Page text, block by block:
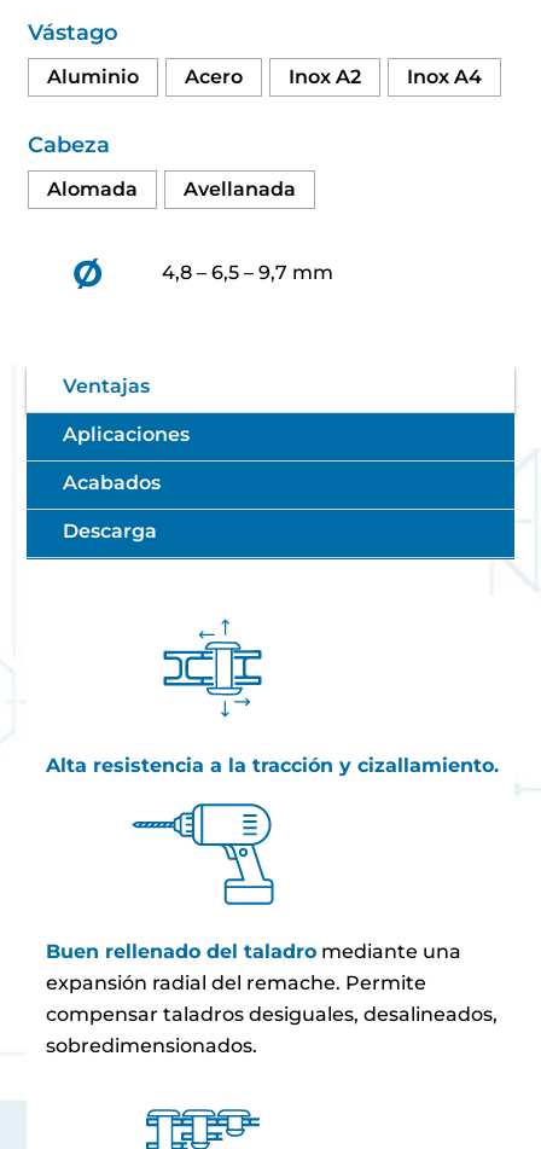
Vástago
Aluminio Acero Inox A2 Inox A4
Cabeza
Alomada Avellanada
Ø 4,8 – 6,5 – 9,7 mm
Ventajas
Aplicaciones
Acabados
Descarga
Alta resistencia a la tracción y cizallamiento.
Buen rellenado del taladro mediante una
expansión radial del remache. Permite
compensar taladros desiguales, desalineados,
sobredimensionados.